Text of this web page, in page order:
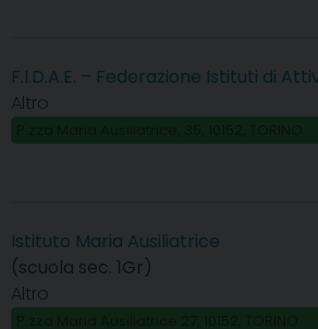
F.I.D.A.E. – Federazione Istituti di
Altro
Istituto Maria Ausiliatrice
(scuola sec. 1Gr)
Altro